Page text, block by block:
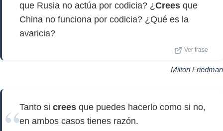
que Rusia no actúa por codicia? ¿Crees que
China no funciona por codicia? ¿Qué es la
avaricia?
Ver frase
Milton Friedman
Tanto si crees que puedes hacerlo como si no,
en ambos casos tienes razón.